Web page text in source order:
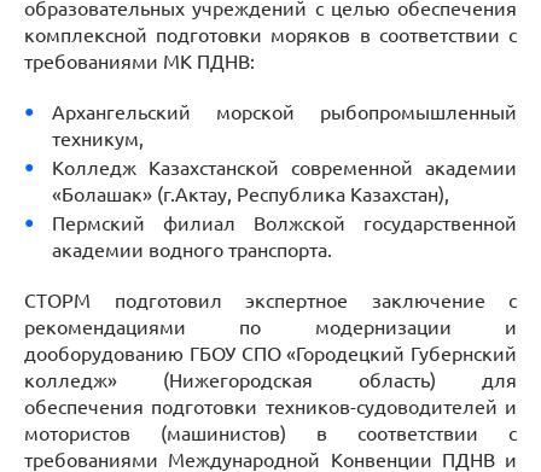
образовательных учреждений с целью обеспечения
комплексной подготовки моряков в соответствии с
требованиями МК ПДНВ:
Архангельский морской рыбопромышленный
техникум,
Колледж Казахстанской современной академии
«Болашак» (г.Актау, Республика Казахстан),
Пермский филиал Волжской государственной
академии водного транспорта.
СТОРМ подготовил экспертное заключение с
рекомендациями по модернизации и
дооборудованию ГБОУ СПО «Городецкий Губернский
колледж» (Нижегородская область) для
обеспечения подготовки техников-судоводителей и
мотористов (машинистов) в соответствии с
требованиями Международной Конвенции ПДНВ и